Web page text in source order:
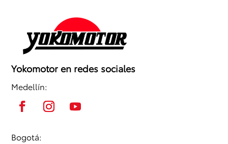
Yokomotor en redes sociales
Medellín:
Bogotá: